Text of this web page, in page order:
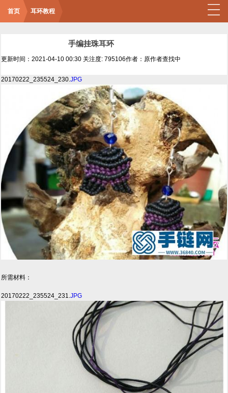
首页 耳环教程
手编挂珠耳环
更新时间：2021-04-10 00:30 关注度: 795106作者：原作者查找中
20170222_235524_230.JPG
所需材料：
20170222_235524_231.JPG